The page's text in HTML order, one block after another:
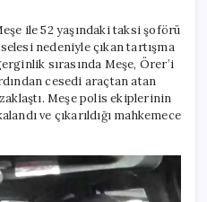
savundu:
Karıncıyı
bile
incitemem
için
ile 52 yaşındaki taksi şoförü
nedeniyle çıkan tartışma
sırasında Meşe, Örer’i
cesedi araçtan atan
Meşe polis ekiplerinin
ve çıkarıldığı mahkemece